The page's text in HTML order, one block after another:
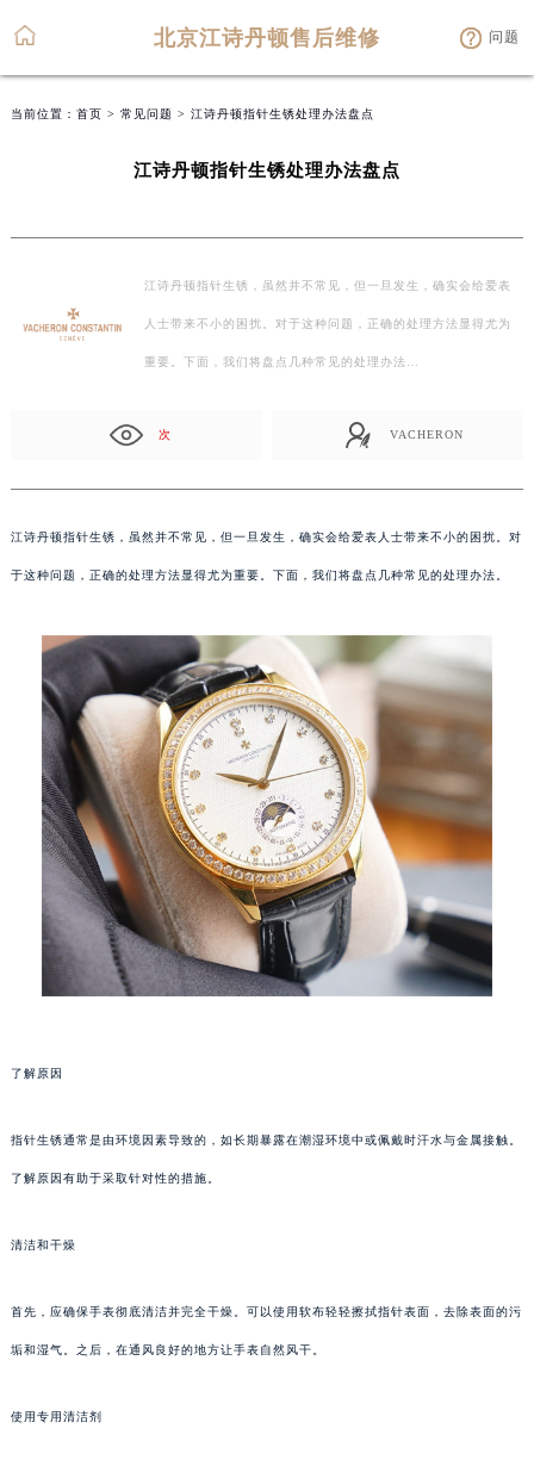
北京江诗丹顿售后维修 问题
当前位置： 首页 > 常见问题 > 江诗丹顿指针生锈处理办法盘点
江诗丹顿指针生锈处理办法盘点
江诗丹顿指针生锈，虽然并不常见，但一旦发生，确实会给爱表
人士带来不小的困扰。对于这种问题，正确的处理方法显得尤为
重要。下面，我们将盘点几种常见的处理办法…
次 VACHERON
江诗丹顿指针生锈，虽然并不常见，但一旦发生，确实会给爱表人士带来不小的困扰。对
于这种问题，正确的处理方法显得尤为重要。下面，我们将盘点几种常见的处理办法。
了解原因
指针生锈通常是由环境因素导致的，如长期暴露在潮湿环境中或佩戴时汗水与金属接触。
了解原因有助于采取针对性的措施。
清洁和干燥
首先，应确保手表彻底清洁并完全干燥。可以使用软布轻轻擦拭指针表面，去除表面的污
垢和湿气。之后，在通风良好的地方让手表自然风干。
使用专用清洁剂